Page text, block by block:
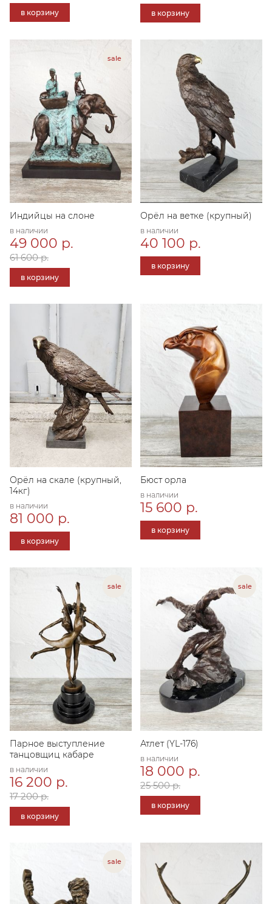
в корзину в корзину
Индийцы на слоне
в наличии
49 000 р.
61 600 р.
в корзину
Орёл на ветке (крупный)
в наличии
40 100 р.
в корзину
Орёл на скале (крупный,
14кг)
в наличии
81 000 р.
в корзину
Бюст орла
в наличии
15 600 р.
в корзину
Парное выступление
танцовщиц кабаре
в наличии
16 200 р.
17 200 р.
в корзину
Атлет (YL-176)
в наличии
18 000 р.
25 500 р.
в корзину